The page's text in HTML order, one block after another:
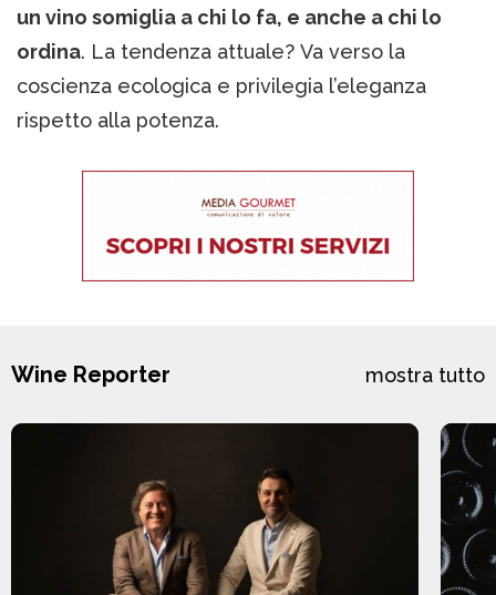
un vino somiglia a chi lo fa, e anche a chi lo
ordina. La tendenza attuale? Va verso la
coscienza ecologica e privilegia l’eleganza
rispetto alla potenza.
Wine Reporter mostra tutto